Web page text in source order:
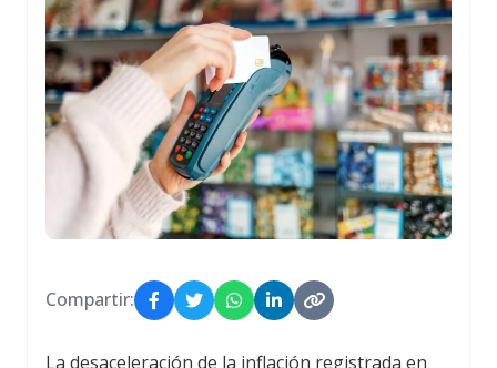
Compartir:
La desaceleración de la inflación registrada en